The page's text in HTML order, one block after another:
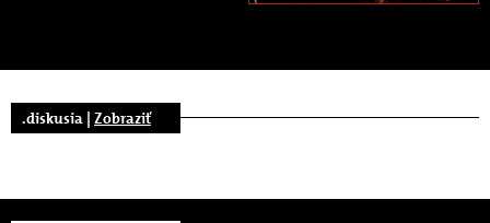
.diskusia | Zobraziť